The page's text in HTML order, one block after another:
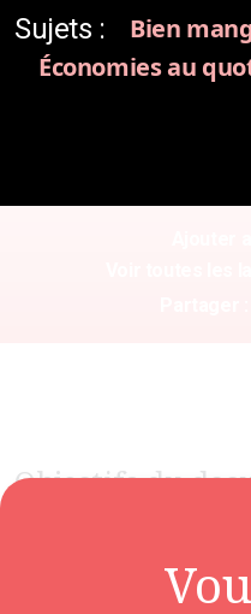
Sujets :
Bien
Économies au
Objectifs du
Comprendre comment